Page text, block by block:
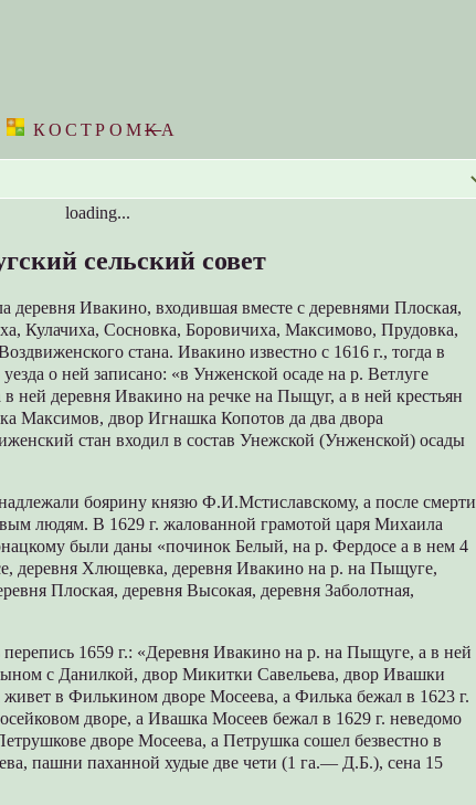
КОСТРОМKА
loading...
сельский совет
деревня Ивакино, входившая вместе с деревнями Плоская,
Кулачиха, Сосновка, Боровичиха, Максимово, Прудовка,
стана. Ивакино известно с 1616 г., тогда в
о ней записано: «в Унженской осаде на р. Ветлуге
ней деревня Ивакино на речке на Пыщуг, а в ней крестьян
Максимов, двор Игнашка Копотов да два двора
стан входил в состав Унежской (Унженской) осады
боярину князю Ф.И.Мстиславскому, а после смерти
людям. В 1629 г. жалованной грамотой царя Михаила
были даны «починок Белый, на р. Фердосе а в нем 4
деревня Хлющевка, деревня Ивакино на р. на Пыщуге,
Плоская, деревня Высокая, деревня Заболотная,
1659 г.: «Деревня Ивакино на р. на Пыщуге, а в ней
с Данилкой, двор Микитки Савельева, двор Ивашки
в Филькином дворе Мосеева, а Филька бежал в 1623 г.
дворе, а Ивашка Мосеев бежал в 1629 г. неведомо
дворе Мосеева, а Петрушка сошел безвестно в
пашни паханной худые две чети (1 га.— Д.Б.), сена 15